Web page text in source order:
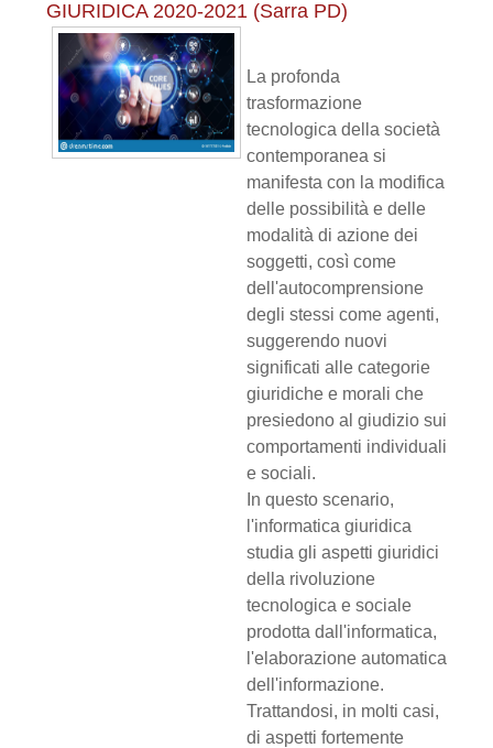
GIURIDICA 2020-2021 (Sarra PD)
La profonda
trasformazione
tecnologica della società
contemporanea si
manifesta con la modifica
delle possibilità e delle
modalità di azione dei
soggetti, così come
dell'autocomprensione
degli stessi come agenti,
suggerendo nuovi
significati alle categorie
giuridiche e morali che
presiedono al giudizio sui
comportamenti individuali
e sociali.
In questo scenario,
l'informatica giuridica
studia gli aspetti giuridici
della rivoluzione
tecnologica e sociale
prodotta dall'informatica,
l'elaborazione automatica
dell'informazione.
Trattandosi, in molti casi,
di aspetti fortemente